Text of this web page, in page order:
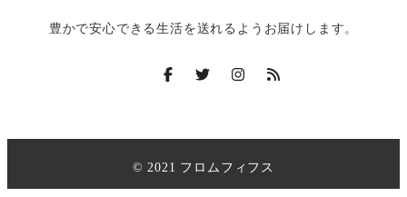
豊かで安心できる生活を送れるようお届けします。
© 2021 フロムフィフス